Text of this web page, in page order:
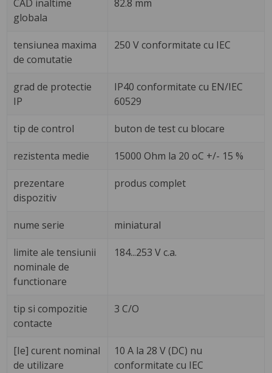
CAD inaltime
globala
82.8 mm
tensiunea maxima
de comutatie
250 V conformitate cu IEC
grad de protectie
IP
IP40 conformitate cu EN/IEC
60529
tip de control buton de test cu blocare
rezistenta medie 15000 Ohm la 20 oC +/- 15 %
prezentare
dispozitiv
produs complet
nume serie miniatural
limite ale tensiunii
nominale de
functionare
184...253 V c.a.
tip si compozitie
contacte
3 C/O
[Ie] curent nominal
de utilizare
10 A la 28 V (DC) nu
conformitate cu IEC